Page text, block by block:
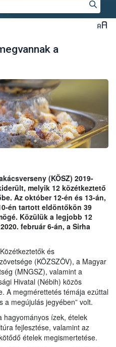
a
(KÖSZ) 2019-
melyik 12 közétkeztető
Az október 12-én és 13-án,
én tartott eldöntőkön 39
Közülük a legjobb 12
február 6-án, a Sirha
és
(KÖZSZÖV), a Magyar
(MNGSZ), valamint a
Hivatal (Nébih) közös
A megmérettetés témája ezúttal
a megújulás jegyében” volt.
hagyományos ízek, ételek
fejlesztése, valamint az
ételek megismertetése.